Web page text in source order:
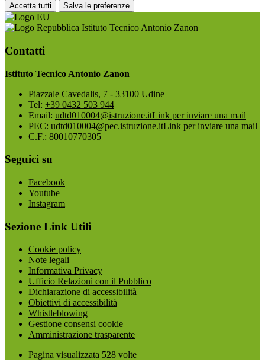
Accetta tutti Salva le preferenze
Istituto Tecnico Antonio Zanon
Contatti
Istituto Tecnico Antonio Zanon
Piazzale Cavedalis, 7 - 33100 Udine
Tel: +39 0432 503 944
Email: udtd010004@istruzione.itLink per inviare una mail
PEC: udtd010004@pec.istruzione.itLink per inviare una mail
C.F.: 80010770305
Seguici su
Facebook
Youtube
Instagram
Sezione Link Utili
Cookie policy
Note legali
Informativa Privacy
Ufficio Relazioni con il Pubblico
Dichiarazione di accessibilità
Obiettivi di accessibilità
Whistleblowing
Gestione consensi cookie
Amministrazione trasparente
Pagina visualizzata 528 volte